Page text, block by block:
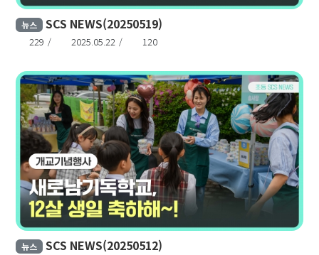
뉴스 SCS NEWS(20250519)
229 2025.05.22 120
뉴스 SCS NEWS(20250512)